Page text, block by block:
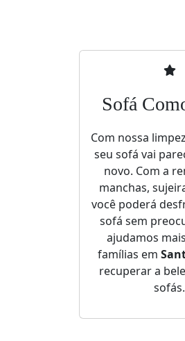
Sofá
Com nossa
seu sofá vai
novo. Com a
manchas,
você poderá
sofá sem
ajudamos
famílias em
recuperar a
sofás.